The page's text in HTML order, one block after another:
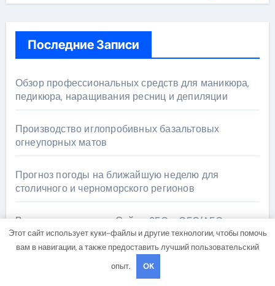
Последние Записи
Обзор профессиональных средств для маникюра,
педикюра, наращивания ресниц и депиляции
Производство иглопробивных базальтовых
огнеупорных матов
Прогноз погоды на ближайшую неделю для
столичного и черноморского регионов
Видимость под ключ: Сайт + SEO + GEO/AEO —
Новая формула цифрового присутствия в 2026
году
Обзор криптокошельков: холодные, горячие и
Этот сайт использует куки-файлы и другие технологии, чтобы помочь
вам в навигации, а также предоставить лучший пользовательский
опыт.
OK